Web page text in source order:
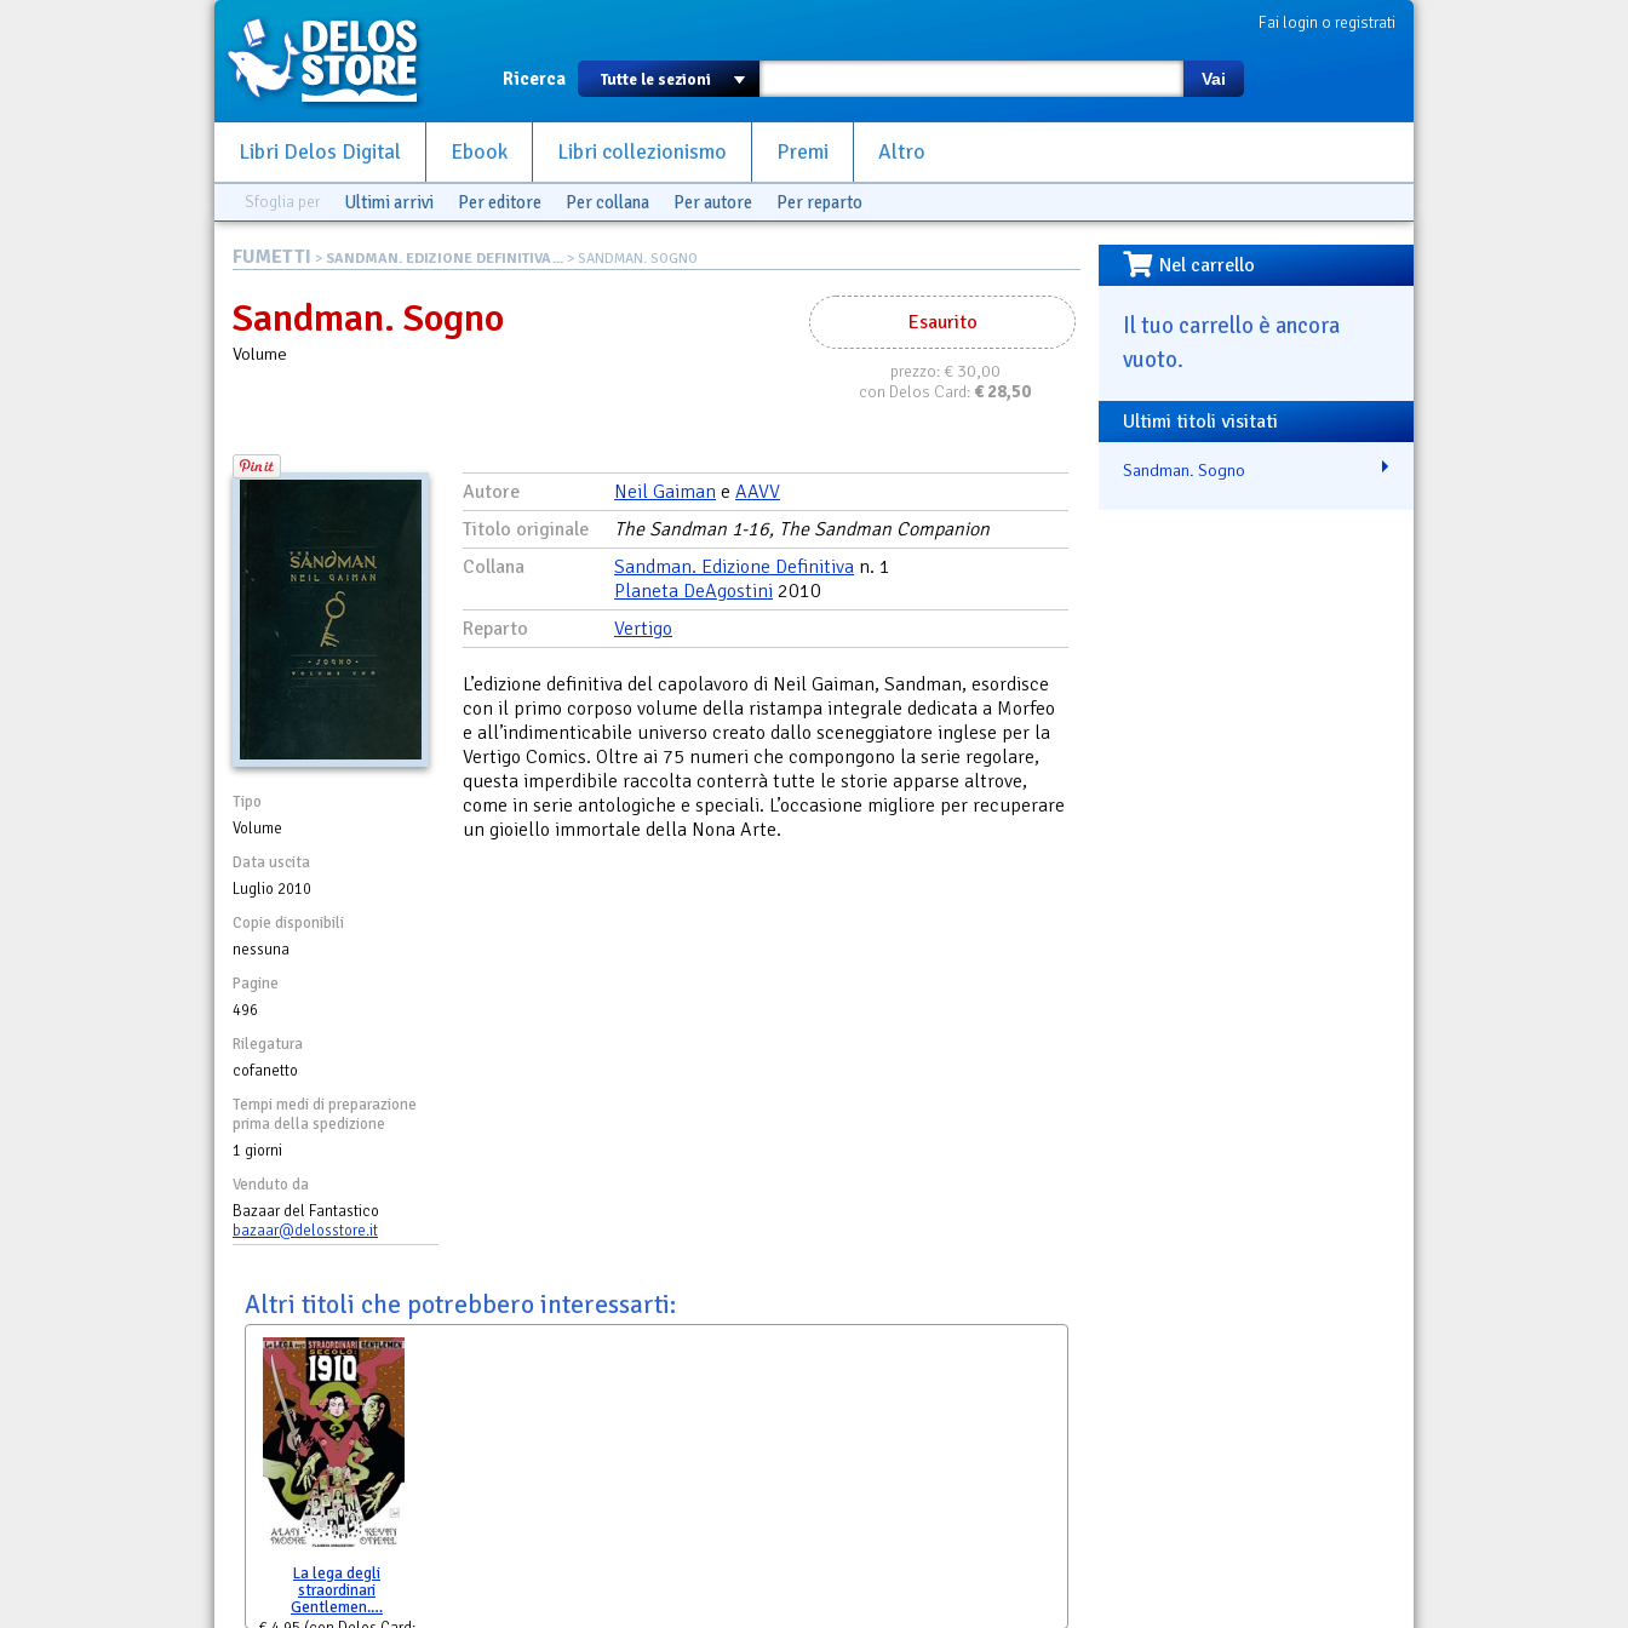
Fai login o registrati
Ricerca Vai
Libri Delos Digital Ebook Libri collezionismo Premi Altro
Sfoglia per Ultimi arrivi Per editore Per collana Per autore Per reparto
FUMETTI > SANDMAN. EDIZIONE DEFINITIVA... > SANDMAN. SOGNO
Esaurito
prezzo:€ 30,00
con Delos Card: € 28,50
Sandman. Sogno
Volume
Tipo
Volume
Data uscita
Luglio 2010
Copie disponibili
nessuna
Pagine
496
Rilegatura
cofanetto
Tempi medi di preparazione
prima della spedizione
1 giorni
Venduto da
Bazaar del Fantastico
bazaar@delosstore.it
Autore Neil Gaiman e AAVV
Titolo originale
The Sandman 1-16, The Sandman Companion
Collana
Sandman. Edizione Definitiva n. 1
Planeta DeAgostini 2010
Reparto
Vertigo
L’edizione definitiva del capolavoro di Neil Gaiman, Sandman, esordisce
con il primo corposo volume della ristampa integrale dedicata a Morfeo
e all’indimenticabile universo creato dallo sceneggiatore inglese per la
Vertigo Comics. Oltre ai 75 numeri che compongono la serie regolare,
questa imperdibile raccolta conterrà tutte le storie apparse altrove,
come in serie antologiche e speciali. L’occasione migliore per recuperare
un gioiello immortale della Nona Arte.
Altri titoli che potrebbero interessarti:
La lega degli
straordinari
Gentlemen.…
Nel carrello
Il tuo carrello è ancora
vuoto.
Ultimi titoli visitati
Sandman. Sogno